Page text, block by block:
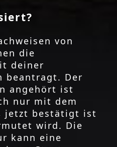
von
die
deiner
beantragt. Der
angehört ist
nur mit dem
jetzt bestätigt ist
wird. Die
kann eine